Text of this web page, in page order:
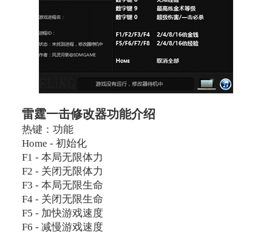
雷霆一击修改器功能介绍
热键：功能
Home - 初始化
F1 - 本局无限体力
F2 - 关闭无限体力
F3 - 本局无限生命
F4 - 关闭无限生命
F5 - 加快游戏速度
F6 - 减慢游戏速度